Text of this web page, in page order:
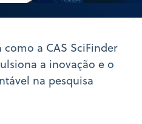
a CAS SciFinder
a inovação e o
na pesquisa